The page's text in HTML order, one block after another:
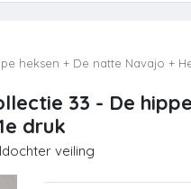
heksen + De natte Navajo +
33 - De
druk
veiling